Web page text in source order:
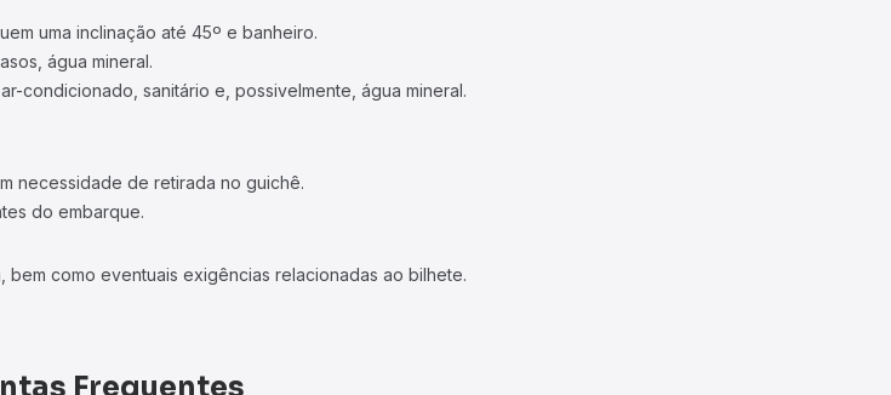
uma inclinação até 45º e banheiro.
água mineral.
condicionado, sanitário e, possivelmente, água mineral.
necessidade de retirada no guichê.
do embarque.
como eventuais exigências relacionadas ao bilhete.
Frequentes